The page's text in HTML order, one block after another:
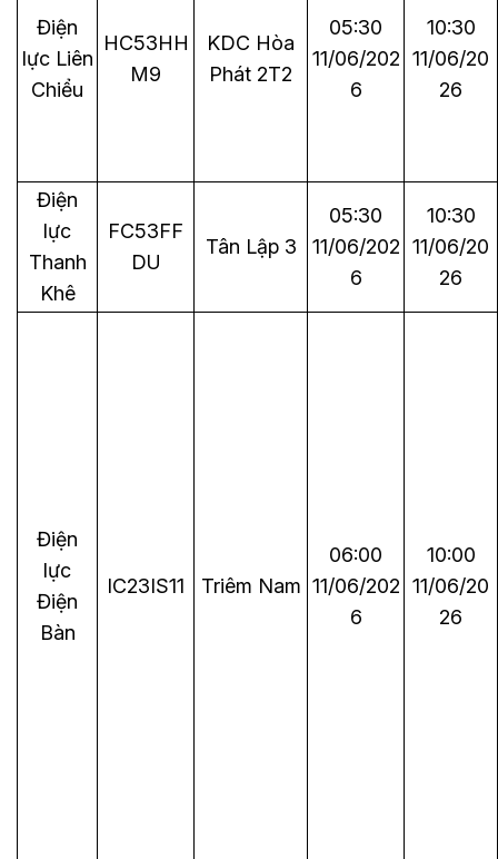
Điện
lực Liên
Chiểu
HC53HH
M9
KDC Hòa
Phát 2T2
05:30
11/06/202
6
10:30
11/06/20
26
Điện
lực
Thanh
Khê
FC53FF
DU
Tân Lập 3
05:30
11/06/202
6
10:30
11/06/20
26
Điện
lực
Điện
Bàn
IC23IS11 Triêm Nam
06:00
11/06/202
6
10:00
11/06/20
26